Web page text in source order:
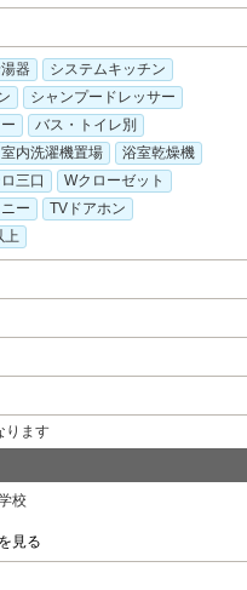
器
システムキッチン
シャンプードレッサー
バス・トイレ別
室内洗濯機置場
浴室乾燥機
三口
Wクローゼット
ー
TVドアホン
上
ります
校
見る